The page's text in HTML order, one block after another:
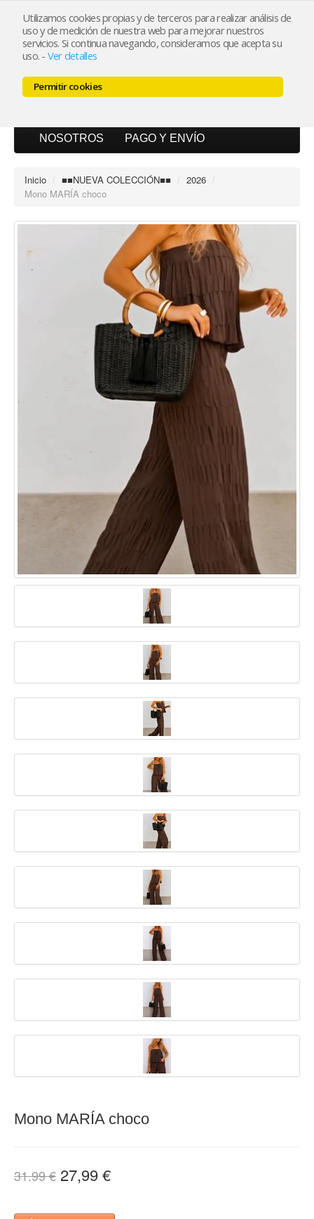
Utilizamos cookies propias y de terceros para realizar análisis de
uso y de medición de nuestra web para mejorar nuestros
servicios. Si continua navegando, consideramos que acepta su
uso. - Ver detalles
Permitir cookies
Mi cuenta
NOSOTROS PAGO Y ENVÍO
Inicio / ■■NUEVA COLECCIÓN■■ / 2026 /
Mono MARÍA choco
Mono MARÍA choco
31.99 € 27,99 €